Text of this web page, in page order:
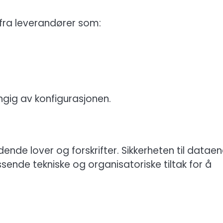
leverandører som:
av konfigurasjonen.
lover og forskrifter. Sikkerheten til
tekniske og organisatoriske tiltak for å